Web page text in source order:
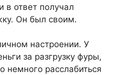
в ответ получал
Он был своим.
настроении. У
за разгрузку фуры,
немного расслабиться